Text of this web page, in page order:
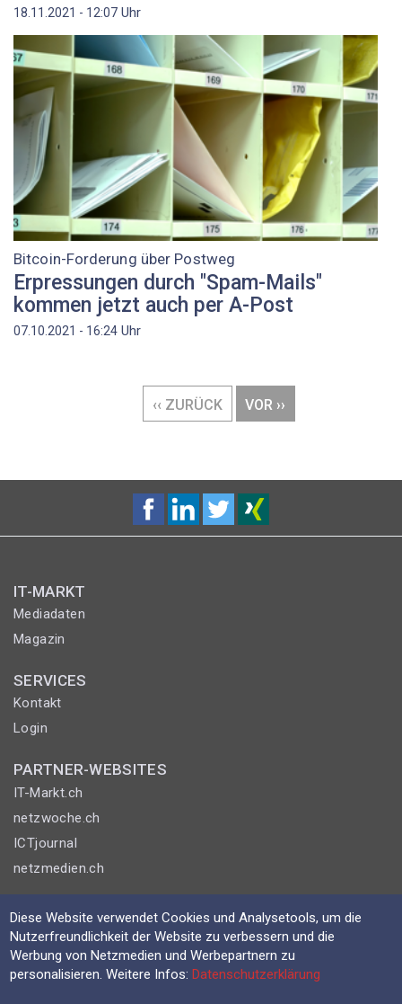
18.11.2021 - 12:07 Uhr
Bitcoin-Forderung über Postweg
Erpressungen durch "Spam-Mails"
kommen jetzt auch per A-Post
07.10.2021 - 16:24 Uhr
VORHERIGE
‹‹ ZURÜCK
NÄCHSTE
VOR ››
IT-MARKT
Mediadaten
Magazin
SERVICES
Kontakt
Login
PARTNER-WEBSITES
IT-Markt.ch
netzwoche.ch
ICTjournal
netzmedien.ch
© NETZMEDIEN AG 2026
Impressum
AGB
Nutzungsbestimmungen
Diese Website verwendet Cookies und Analysetools, um die
Nutzerfreundlichkeit der Website zu verbessern und die
Werbung von Netzmedien und Werbepartnern zu
personalisieren. Weitere Infos:Datenschutzerklärung